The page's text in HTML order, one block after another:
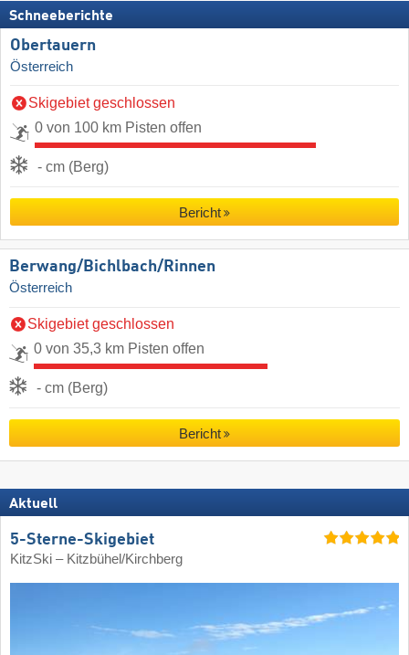
Schneeberichte
Obertauern
Österreich
Skigebiet geschlossen
0 von 100 km Pisten offen
- cm (Berg)
Bericht
Berwang/​Bichlbach/​Rinnen
Österreich
Skigebiet geschlossen
0 von 35,3 km Pisten offen
- cm (Berg)
Bericht
Aktuell
5-Sterne-Skigebiet
KitzSki – Kitzbühel/​Kirchberg